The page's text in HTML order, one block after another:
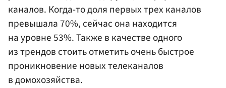
каналов. Когда-то доля первых трех каналов
превышала 70%, сейчас она находится
на уровне 53%. Также в качестве одного
из трендов стоить отметить очень быстрое
проникновение новых телеканалов
в домохозяйства.